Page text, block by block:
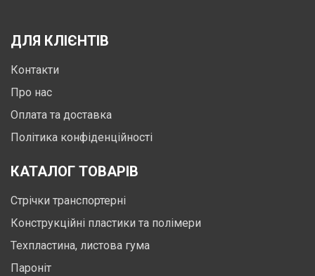
ДЛЯ КЛІЄНТІВ
Контакти
Про нас
Оплата та доставка
Політика конфіденційності
КАТАЛОГ ТОВАРІВ
Стрічки транспортерні
Конструкційні пластики та полімери
Техпластина, листова гума
Пароніт